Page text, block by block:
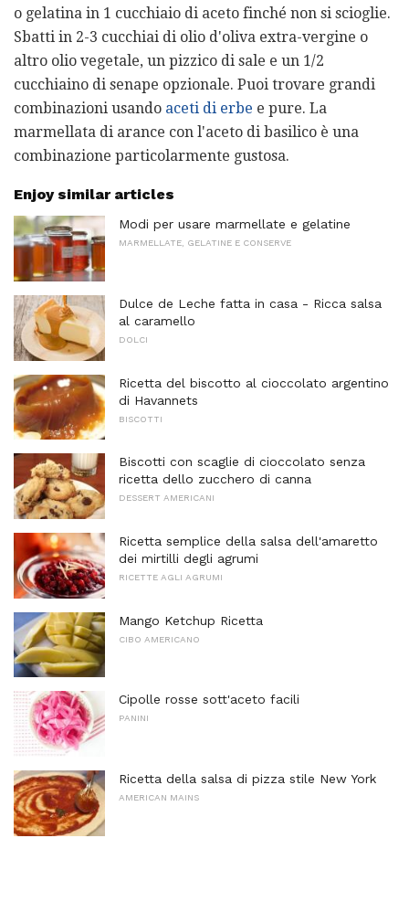
o gelatina in 1 cucchiaio di aceto finché non si scioglie.
Sbatti in 2-3 cucchiai di olio d'oliva extra-vergine o
altro olio vegetale, un pizzico di sale e un 1/2
cucchiaino di senape opzionale. Puoi trovare grandi
combinazioni usando aceti di erbe e pure. La
marmellata di arance con l'aceto di basilico è una
combinazione particolarmente gustosa.
Enjoy similar articles
Modi per usare marmellate e gelatine
MARMELLATE, GELATINE E CONSERVE
Dulce de Leche fatta in casa - Ricca salsa
al caramello
DOLCI
Ricetta del biscotto al cioccolato argentino
di Havannets
BISCOTTI
Biscotti con scaglie di cioccolato senza
ricetta dello zucchero di canna
DESSERT AMERICANI
Ricetta semplice della salsa dell'amaretto
dei mirtilli degli agrumi
RICETTE AGLI AGRUMI
Mango Ketchup Ricetta
CIBO AMERICANO
Cipolle rosse sott'aceto facili
PANINI
Ricetta della salsa di pizza stile New York
AMERICAN MAINS